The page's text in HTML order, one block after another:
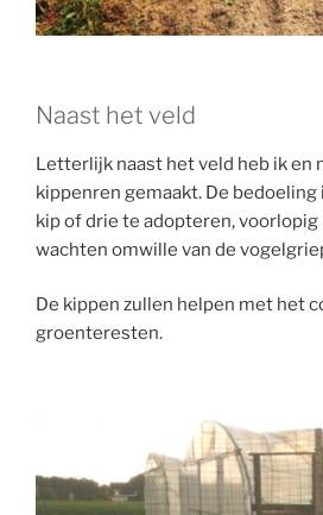
Naast het veld
Letterlijk naast het veld heb ik en
kippenren gemaakt. De bedoeling
kip of drie te adopteren, voorlopig
wachten omwille van de
De kippen zullen helpen met het
groenteresten.